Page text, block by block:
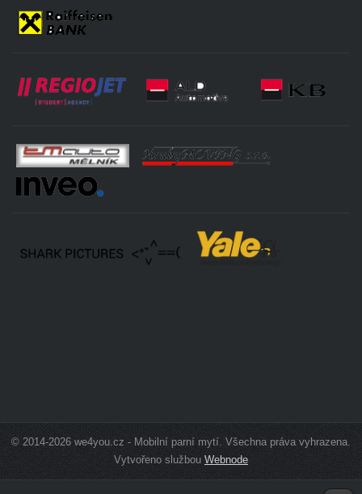
© 2014-2026 we4you.cz - Mobilní parní mytí. Všechna práva vyhrazena.
Vytvořeno službouWebnode